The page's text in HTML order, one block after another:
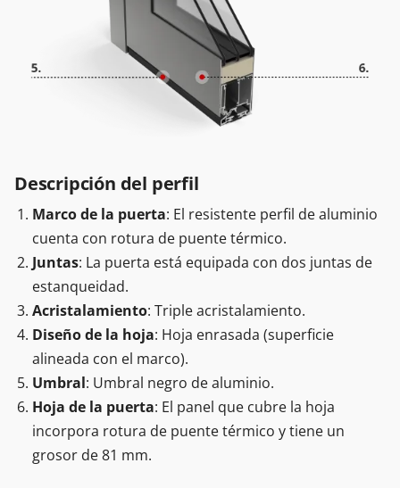
Descripción del perfil
Marco de la puerta: El resistente perfil de aluminio
cuenta con rotura de puente térmico.
Juntas: La puerta está equipada con dos juntas de
estanqueidad.
Acristalamiento: Triple acristalamiento.
Diseño de la hoja: Hoja enrasada (superficie
alineada con el marco).
Umbral: Umbral negro de aluminio.
Hoja de la puerta: El panel que cubre la hoja
incorpora rotura de puente térmico y tiene un
grosor de 81 mm.